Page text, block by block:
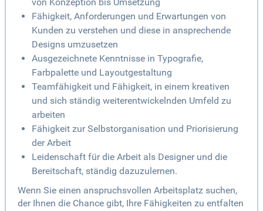
von Konzeption bis Umsetzung
Fähigkeit, Anforderungen und Erwartungen von
Kunden zu verstehen und diese in ansprechende
Designs umzusetzen
Ausgezeichnete Kenntnisse in Typografie,
Farbpalette und Layoutgestaltung
Teamfähigkeit und Fähigkeit, in einem kreativen
und sich ständig weiterentwickelnden Umfeld zu
arbeiten
Fähigkeit zur Selbstorganisation und Priorisierung
der Arbeit
Leidenschaft für die Arbeit als Designer und die
Bereitschaft, ständig dazuzulernen.
Wenn Sie einen anspruchsvollen Arbeitsplatz suchen,
der Ihnen die Chance gibt, Ihre Fähigkeiten zu entfalten